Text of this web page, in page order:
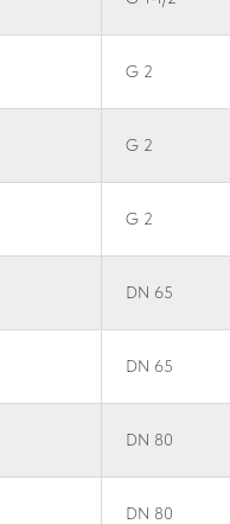
G 2
G 2
G 2
DN 65
DN 65
DN 80
DN 80